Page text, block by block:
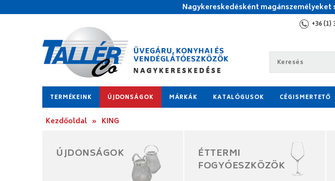
Nagykereskedésként
+36 (1)
TERMÉKEINK ÚJDONSÁGOK MÁRKÁK KATALÓGUSOK CÉGISMERTETŐ
Kezdőoldal » KING
ÚJDONSÁGOK
ÉTTERMI
FOGYÓESZKÖZÖK